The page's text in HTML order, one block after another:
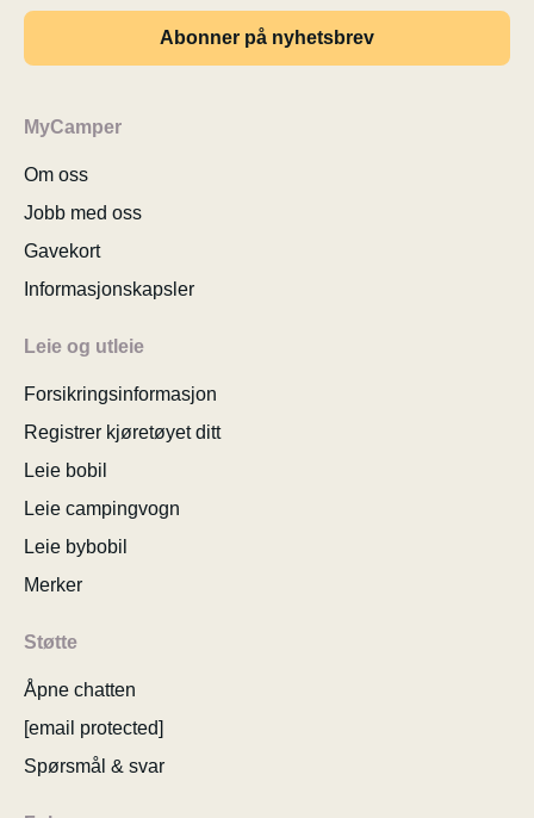
Abonner på nyhetsbrev
MyCamper
Om oss
Jobb med oss
Gavekort
Informasjonskapsler
Leie og utleie
Forsikringsinformasjon
Registrer kjøretøyet ditt
Leie bobil
Leie campingvogn
Leie bybobil
Merker
Støtte
Åpne chatten
[email protected]
Spørsmål & svar